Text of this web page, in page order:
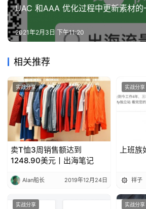
UAC 和AAA 优化过程中更新素材的
2021年2月3日 下午11:20
相关推荐
实战分享
卖T恤3周销售额达到
1248.90美元丨出海笔记
Alan船长 2019年12月24日
实战分享
上班族
祥子
实战分享 实战分享